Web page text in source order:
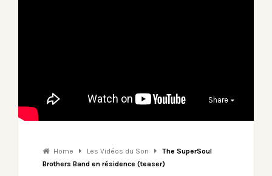
Share
Home Les Vidéos du Son
The SuperSoul
Brothers Band en résidence (teaser)